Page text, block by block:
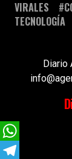
VIRALES
TECNOLOGÍA
Diario
WhatsApp